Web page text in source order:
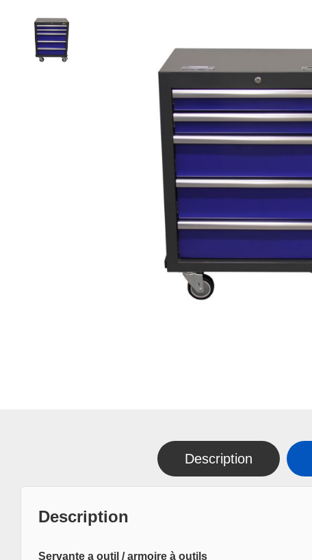
Description
Description
Servante a outil / armoire à outils